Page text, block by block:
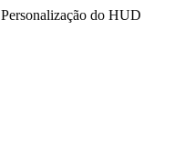
Personalização do HUD